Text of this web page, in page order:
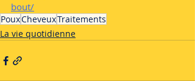
bout/
PouxCheveuxTraitements
La vie quotidienne